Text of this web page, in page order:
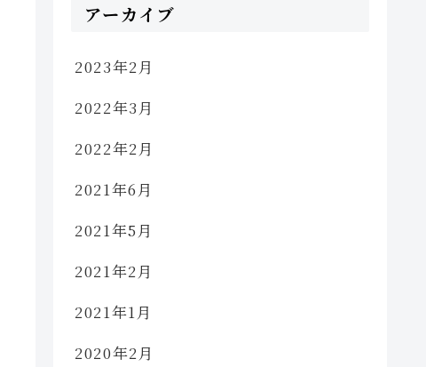
アーカイブ
2023年2月
2022年3月
2022年2月
2021年6月
2021年5月
2021年2月
2021年1月
2020年2月